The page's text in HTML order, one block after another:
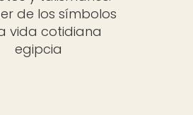
de los símbolos
vida cotidiana
egipcia